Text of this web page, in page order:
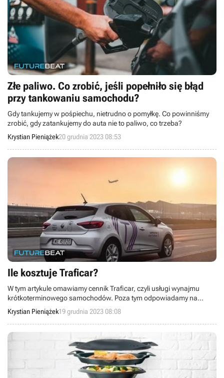
Złe paliwo. Co zrobić, jeśli popełniło się błąd
przy tankowaniu samochodu?
Gdy tankujemy w pośpiechu, nietrudno o pomyłkę. Co powinniśmy
zrobić, gdy zatankujemy do auta nie to paliwo, co trzeba?
Krystian Pieniążek20 grudnia 2023 08:53
Ile kosztuje Traficar?
W tym artykule omawiamy cennik Traficar, czyli usługi wynajmu
krótkoterminowego samochodów. Poza tym odpowiadamy na
najważniejsze związane z nim pytania.
Krystian Pieniążek19 grudnia 2023 08:08